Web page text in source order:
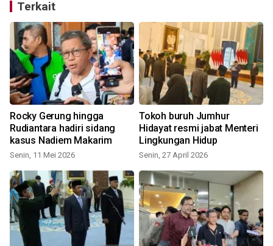
Terkait
Rocky Gerung hingga
Rudiantara hadiri sidang
kasus Nadiem Makarim
Senin, 11 Mei 2026
Tokoh buruh Jumhur
Hidayat resmi jabat Menteri
Lingkungan Hidup
Senin, 27 April 2026